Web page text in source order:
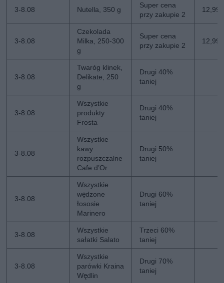
3-8.08 Nutella, 350 g
Super cena
przy zakupie 2
12,99
3-8.08
Czekolada
Milka, 250-300
g
Super cena
przy zakupie 2
12,99
3-8.08
Twaróg klinek,
Delikate, 250
g
Drugi 40%
taniej
3-8.08
Wszystkie
produkty
Frosta
Drugi 40%
taniej
3-8.08
Wszystkie
kawy
rozpuszczalne
Cafe d’Or
Drugi 50%
taniej
3-8.08
Wszystkie
wędzone
łososie
Marinero
Drugi 60%
taniej
3-8.08
Wszystkie
sałatki Salato
Trzeci 60%
taniej
3-8.08
Wszystkie
parówki Kraina
Wędlin
Drugi 70%
taniej